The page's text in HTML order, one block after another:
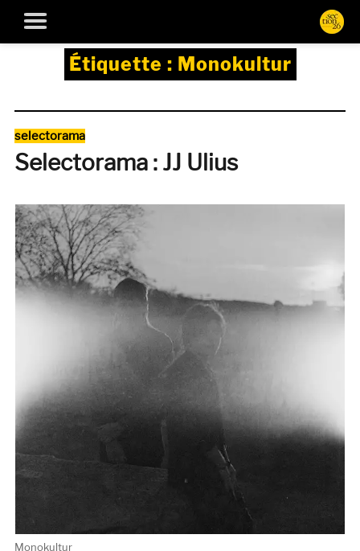
Étiquette : Monokultur
Catégories
selectorama
Selectorama : JJ Ulius
Monokultur